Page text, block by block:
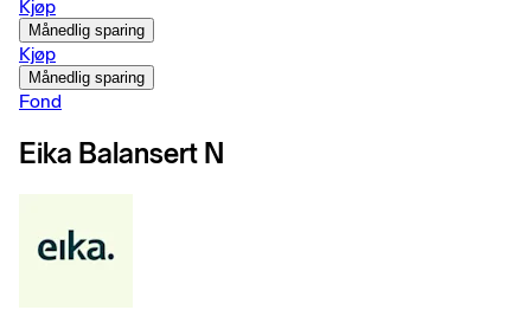
Kjøp
Månedlig sparing
Kjøp
Månedlig sparing
Fond
Eika Balansert N